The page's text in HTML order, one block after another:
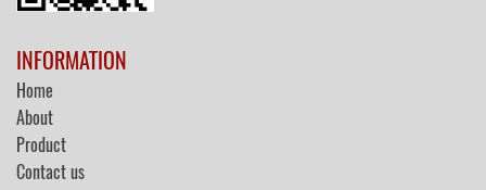
INFORMATION
Home
About
Product
Contact us